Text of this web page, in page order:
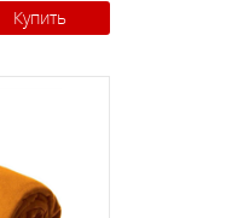
Купить